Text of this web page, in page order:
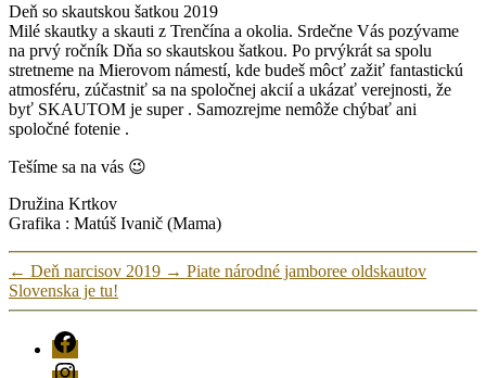
Deň so skautskou šatkou 2019
Milé skautky a skauti z Trenčína a okolia. Srdečne Vás pozývame
na prvý ročník Dňa so skautskou šatkou. Po prvýkrát sa spolu
stretneme na Mierovom námestí, kde budeš môcť zažiť fantastickú
atmosféru, zúčastniť sa na spoločnej akcií a ukázať verejnosti, že
byť SKAUTOM je super . Samozrejme nemôže chýbať ani
spoločné fotenie .
Tešíme sa na vás 😉
Družina Krtkov
Grafika : Matúš Ivanič (Mama)
← Deň narcisov 2019 → Piate národné jamboree oldskautov
Slovenska je tu!
FB
Instagram